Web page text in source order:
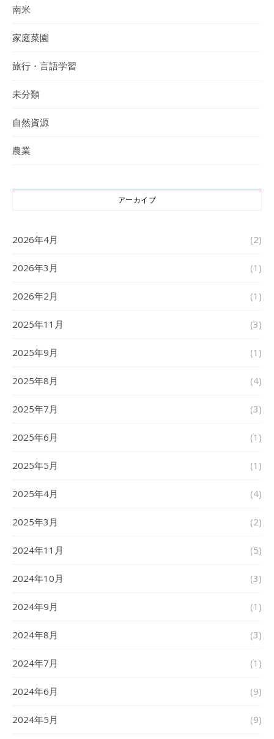
南米
家庭菜園
旅行・言語学習
未分類
自然資源
農業
アーカイブ
2026年4月 (2)
2026年3月 (1)
2026年2月 (1)
2025年11月 (3)
2025年9月 (1)
2025年8月 (4)
2025年7月 (3)
2025年6月 (1)
2025年5月 (1)
2025年4月 (4)
2025年3月 (2)
2024年11月 (5)
2024年10月 (3)
2024年9月 (1)
2024年8月 (3)
2024年7月 (1)
2024年6月 (9)
2024年5月 (9)